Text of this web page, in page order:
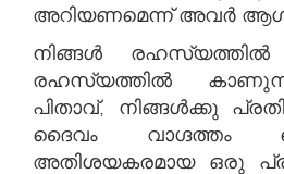
അറിയണമെന്ന് അവർ
നിങ്ങൾ
രഹസ്യത്തിൽ
പിതാവ്, നിങ്ങൾക്കു
ദൈവം വാഗ്ദത്തം
അതിശയകരമായ ഒരു